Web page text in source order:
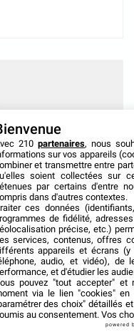
son
Second Floor
le rachat de
210 partenaires, nous
sur vos appareils
et transmettre entre
soient collectées sur
par certains d'entre
dans d'autres contextes.
ces données
de fidélité,
précise, etc.)
services, contenus, offres
appareils et écrans (y
audio, et vidéo), de
et d'étudier les
pouvez "tout accepter" et
via le lien "cookies" en
des choix" détaillés
au consentement. Vos
powered